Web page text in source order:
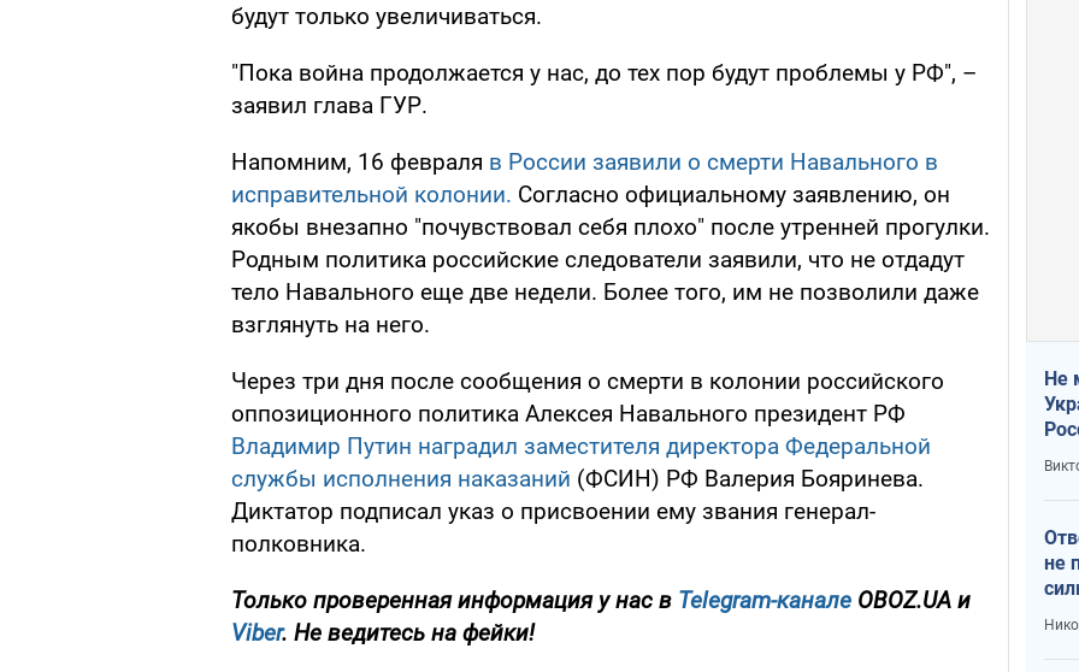
будут только увеличиваться.
"Пока война продолжается у нас, до тех пор будут проблемы у РФ", –
заявил глава ГУР.
Напомним, 16 февраля в России заявили о смерти Навального в
исправительной колонии. Согласно официальному заявлению, он
якобы внезапно "почувствовал себя плохо" после утренней прогулки.
Родным политика российские следователи заявили, что не отдадут
тело Навального еще две недели. Более того, им не позволили даже
взглянуть на него.
Через три дня после сообщения о смерти в колонии российского
оппозиционного политика Алексея Навального президент РФ
Владимир Путин наградил заместителя директора Федеральной
службы исполнения наказаний (ФСИН) РФ Валерия Бояринева.
Диктатор подписал указ о присвоении ему звания генерал-
полковника.
Только проверенная информация у нас в Telegram-канале OBOZ.UA и
Viber. Не ведитесь на фейки!
Не
не